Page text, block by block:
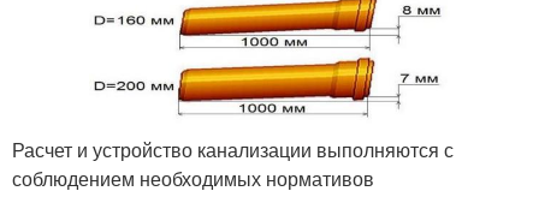
Расчет и устройство канализации выполняются с
соблюдением необходимых нормативов